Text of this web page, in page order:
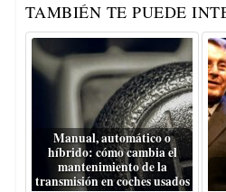
TAMBIÉN TE PUEDE
Manual, automático o
híbrido: cómo cambia el
mantenimiento de la
transmisión en coches usados